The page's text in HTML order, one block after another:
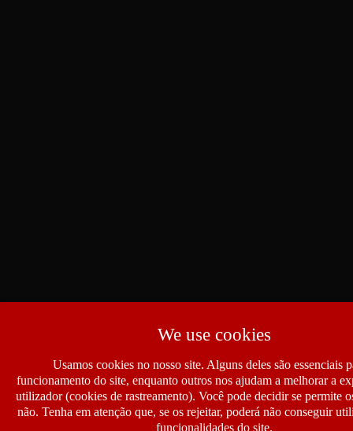
We use cookies
Usamos cookies no nosso site. Alguns deles são essenciais
funcionamento do site, enquanto outros nos ajudam a melhorar a
utilizador (cookies de rastreamento). Você pode decidir se permite
não. Tenha em atenção que, se os rejeitar, poderá não conseguir
funcionalidades do site.